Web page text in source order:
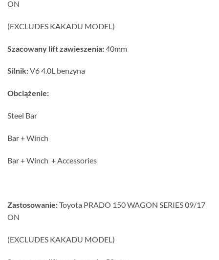
ON
(EXCLUDES KAKADU MODEL)
Szacowany lift zawieszenia:40mm
Silnik:V6 4.0L benzyna
Obciążenie:
Steel Bar
Bar + Winch
Bar + Winch + Accessories
Zastosowanie:Toyota PRADO 150 WAGON SERIES 09/17
ON
(EXCLUDES KAKADU MODEL)